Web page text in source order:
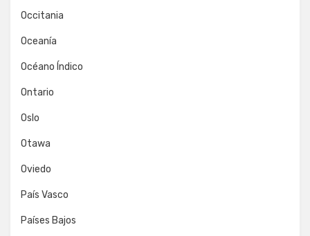
Occitania
Oceanía
Océano Índico
Ontario
Oslo
Otawa
Oviedo
País Vasco
Países Bajos